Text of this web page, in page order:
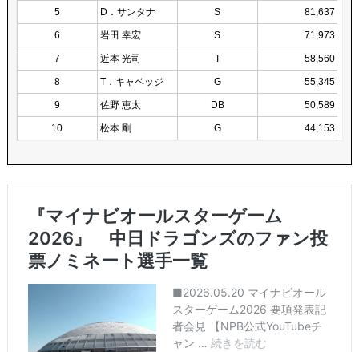
5 D．サンタナ S 81,637
6 岩田 幸宏 S 71,973
7 近本 光司 T 58,560
8 T．キャベッジ G 55,345
9 佐野 恵太 DB 50,589
10 松本 剛 G 44,153